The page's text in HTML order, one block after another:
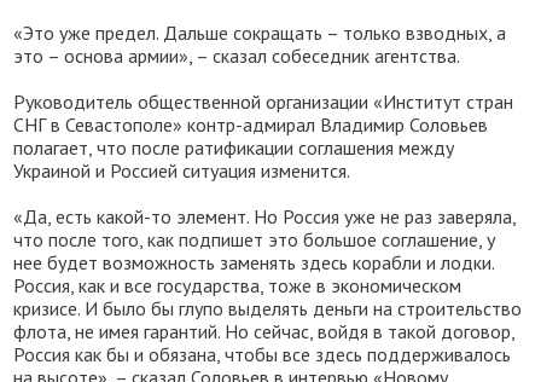
«Это уже предел. Дальше сокращать – только взводных, а
это – основа армии», – сказал собеседник агентства.
Руководитель общественной организации «Институт стран
СНГ в Севастополе» контр-адмирал Владимир Соловьев
полагает, что после ратификации соглашения между
Украиной и Россией ситуация изменится.
«Да, есть какой-то элемент. Но Россия уже не раз заверяла,
что после того, как подпишет это большое соглашение, у
нее будет возможность заменять здесь корабли и лодки.
Россия, как и все государства, тоже в экономическом
кризисе. И было бы глупо выделять деньги на строительство
флота, не имея гарантий. Но сейчас, войдя в такой договор,
Россия как бы и обязана, чтобы все здесь поддерживалось
на высоте», – сказал Соловьев в интервью «Новому